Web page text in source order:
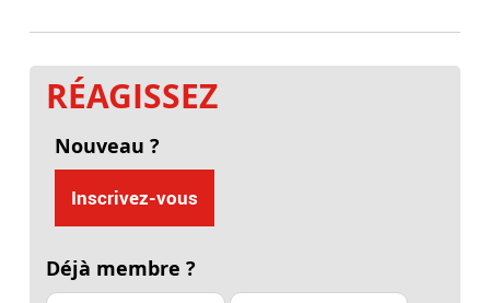
RÉAGISSEZ
Nouveau ?
Inscrivez-vous
Déjà membre ?